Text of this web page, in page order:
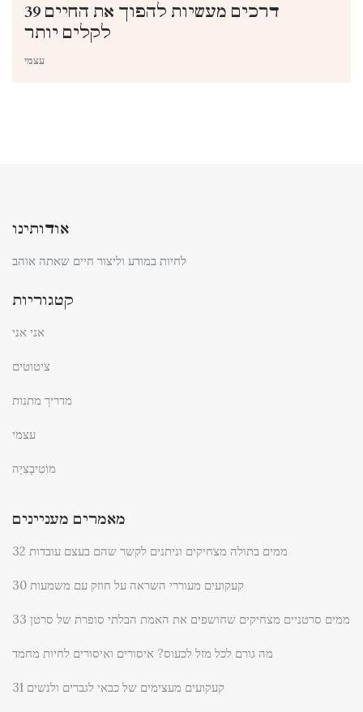
39 דרכים מעשיות להפוך את החיים
לקלים יותר
עצמי
אודותינו
לחיות במודע וליצור חיים שאתה אוהב
קטגוריות
אני אני
ציטוטים
מדריך מתנות
עצמי
מוֹטִיבָצִיָה
מאמרים מעניינים
32 ממים בתולה מצחיקים וניתנים לקשר שהם בעצם עובדות
30 קעקועים מעוררי השראה על חוזק עם משמעות
33 ממים סרטניים מצחיקים שחושפים את האמת הבלתי סופרת של סרטן
מה גורם לכל מזל לכעוס? איסורים ואיסורים לחיות מחמד
31 קעקועים מעצימים של כבאי לגברים ולנשים